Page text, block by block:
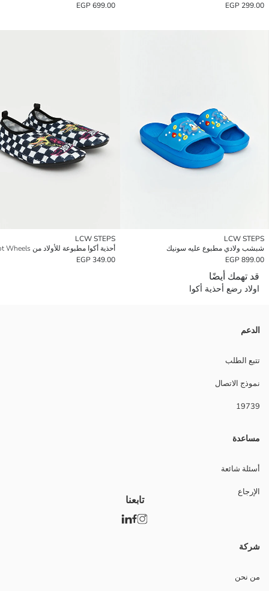
299.00 EGP
699.00 EGP
LCW STEPS
شبشب ولادي مطبوع عليه سونيك
899.00 EGP
LCW STEPS
أحذية أكوا مطبوعة للأولاد من Hot Wheels
349.00 EGP
قد تهمك أيضًا
اولاد رضع أحذية أكوا
الدعم
تتبع الطلب
نموذج الاتصال
19739
مساعدة
أسئلة شائعة
الإرجاع
شركة
من نحن
تابعنا